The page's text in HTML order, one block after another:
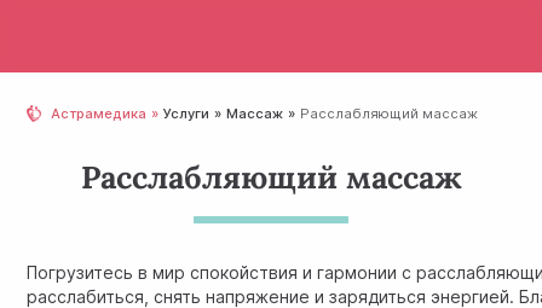
Астрамедика Услуги Массаж Расслабляющий массаж
Расслабляющий массаж
Погрузитесь в мир спокойствия и гармонии с
расслабиться, снять напряжение и зарядиться